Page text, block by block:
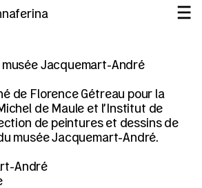
Jacquemart-André
de Florence Gétreau pour la
de Maule et l’Institut de
de peintures et dessins de
musée Jacquemart-André.
André